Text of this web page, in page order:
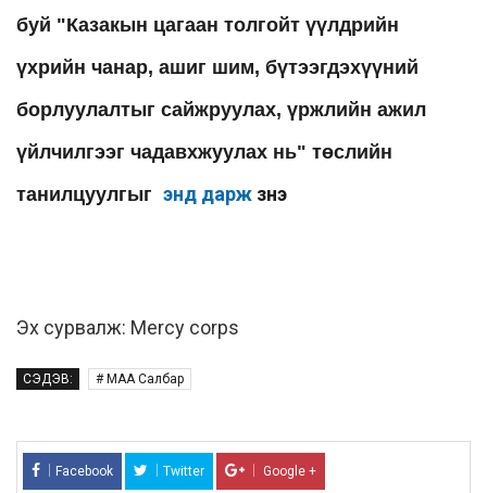
буй "Казакын цагаан толгойт үүлдрийн
үхрийн чанар, ашиг шим, бүтээгдэхүүний
борлуулалтыг сайжруулах, үржлийн ажил
үйлчилгээг чадавхжуулах нь" төслийн
танилцуулгыг энд дарж үзнэ үү
Эх сурвалж: Mercy corps
СЭДЭВ: # МАА Салбар
Facebook Twitter Google +